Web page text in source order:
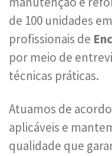
de 100 unidades
profissionais de
por meio de
técnicas práticas.
Atuamos de
aplicáveis e
qualidade que